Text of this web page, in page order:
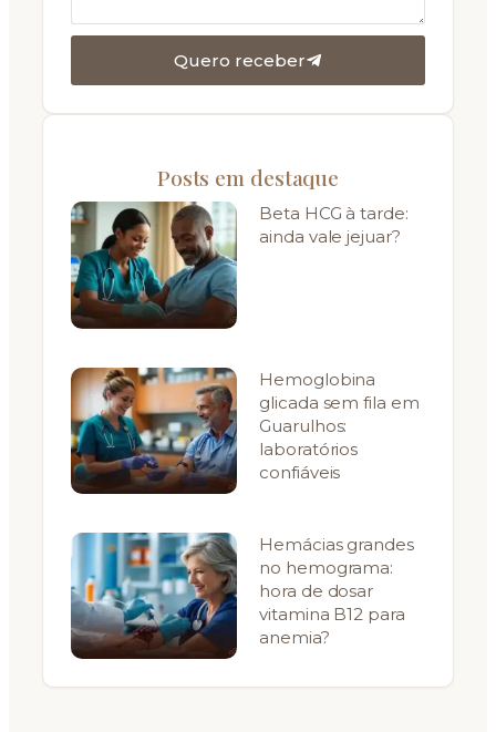
Quero receber
Posts em destaque
Beta HCG à tarde:
ainda vale jejuar?
Hemoglobina
glicada sem fila em
Guarulhos:
laboratórios
confiáveis
Hemácias grandes
no hemograma:
hora de dosar
vitamina B12 para
anemia?